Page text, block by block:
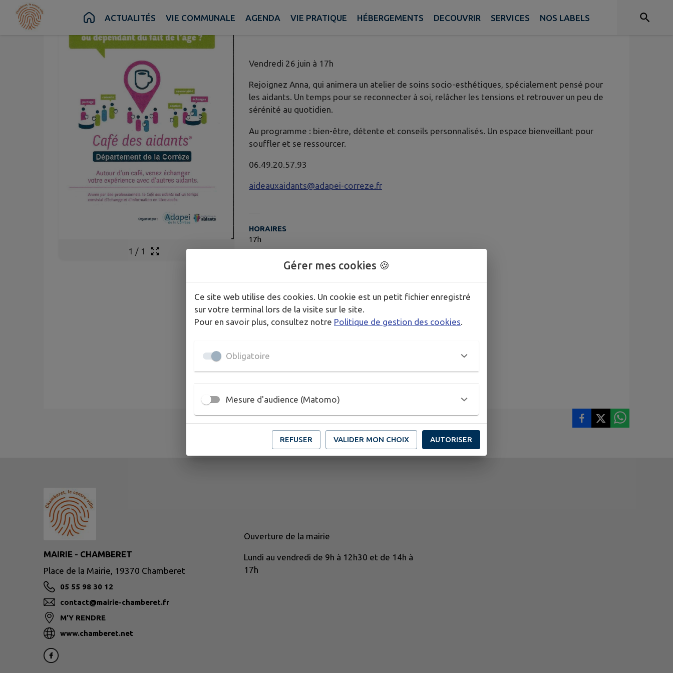
Contenu Menu Recherche Pied de page
ACTUALITÉS VIE COMMUNALE AGENDA VIE PRATIQUE HÉBERGEMENTS DECOUVRIR SERVICES NOS LABELS
1 / 1
Publié le lundi 01 juin 2026 - Chamberet
Vendredi 26 juin à 17h
Rejoignez Anna, qui animera un atelier de soins socio-esthétiques, spécialement pensé pour
les aidants. Un temps pour se reconnecter à soi, relâcher les tensions et retrouver un peu de
sérénité au quotidien.
Au programme : bien-être, détente et conseils personnalisés. Un espace bienveillant pour
souffler et se ressourcer.
06.49.20.57.93
aideauxaidants@adapei-correze.fr
HORAIRES
17h
Publié par Mairie de Chamberet
MAIRIE - CHAMBERET
Place de la Mairie, 19370 Chamberet
05 55 98 30 12
contact@mairie-chamberet.fr
M'Y RENDRE
www.chamberet.net
Ouverture de la mairie
Lundi au vendredi de 9h à 12h30 et de 14h à
17h
Gérer mes cookies 🍪
Ce site web utilise des cookies. Un cookie est un petit fichier enregistré
sur votre terminal lors de la visite sur le site.
Pour en savoir plus, consultez notre Politique de gestion des cookies
Obligatoire
Mesure d'audience (Matomo)
REFUSER VALIDER MON CHOIX AUTORISER